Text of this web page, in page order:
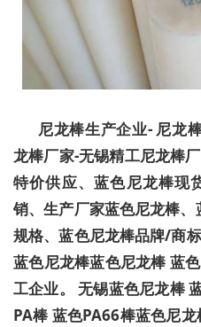
尼龙棒生产企业- 尼龙
龙棒厂家-无锡精工尼龙棒
特价供应、蓝色尼龙棒现
销、生产厂家蓝色尼龙棒
规格、蓝色尼龙棒品牌/商
蓝色尼龙棒蓝色尼龙棒 蓝
工企业。 无锡蓝色尼龙棒
PA棒 蓝色PA66棒蓝色尼